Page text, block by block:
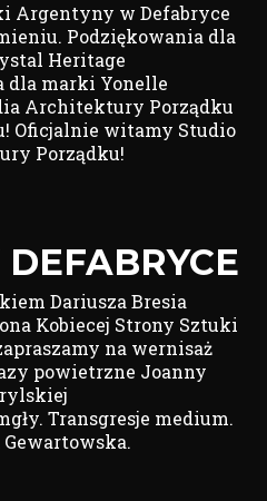
Argentyny w Defabryce
Podziękowania dla
Heritage
dla marki Yonelle
Architektury Porządku
Oficjalnie witamy Studio
Porządku!
Dariusza Bresia
Kobiecej Strony Sztuki
na wernisaż
powietrzne Joanny
Transgresje medium.